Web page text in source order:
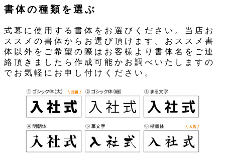
書体の種類を選ぶ
式幕に使用する書体をお選びください。当店お
ススメの書体からお選び頂けます。おススメ書
体以外をご希望の際はお客様より書体名をご連
絡頂きましたら作成可能かお調べいたしますの
でお気軽にお申し付けください。